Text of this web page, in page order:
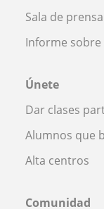
Sala de prensa
Informe
Únete
Dar clases
Alumnos que
Alta centros
Comunidad